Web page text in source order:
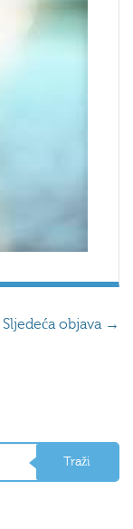
Sljedeća objava →